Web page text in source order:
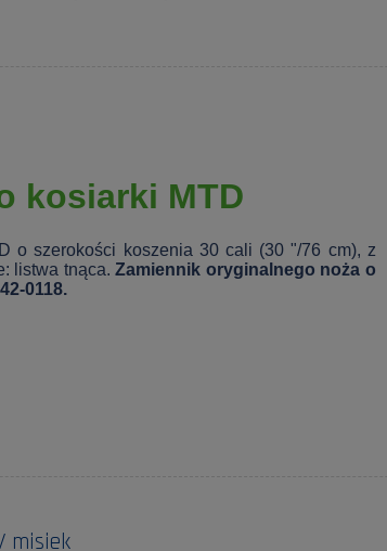
kosiarki MTD
o szerokości koszenia 30 cali (30 "/76 cm), z
listwa tnąca.Zamiennik oryginalnego noża o
0118.
misiek